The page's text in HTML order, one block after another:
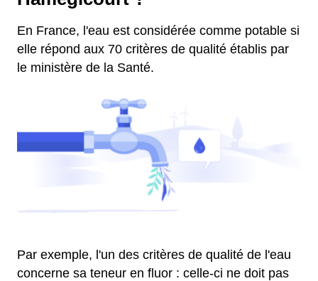
En France, l'eau est considérée comme potable si
elle répond aux 70 critères de qualité établis par
le ministère de la Santé.
Par exemple, l'un des critères de qualité de l'eau
concerne sa teneur en fluor : celle-ci ne doit pas